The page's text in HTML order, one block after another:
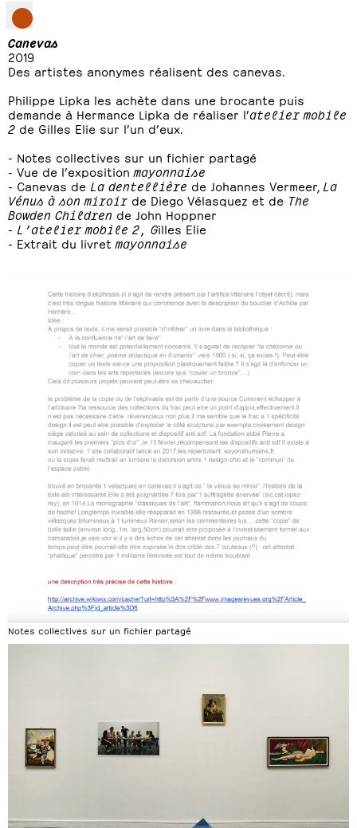
Canevas
2019
Des artistes anonymes réalisent des canevas.
Philippe Lipka les achète dans une brocante puis
demande à Hermance Lipka de réaliser l’atelier mobile
2 de Gilles Elie sur l’un d’eux.
- Notes collectives sur un fichier partagé
- Vue de l’exposition mayonnaise
- Canevas de La dentellière de Johannes Vermeer, La
Vénus à son miroir de Diego Vélasquez et de The
Bowden Children de John Hoppner
- L’atelier mobile 2, Gilles Elie
- Extrait du livret mayonnaise
Notes collectives sur un fichier partagé